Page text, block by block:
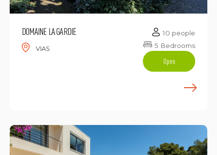
DOMAINE LA GARDIE
VIAS
10 people
5 Bedrooms
Open